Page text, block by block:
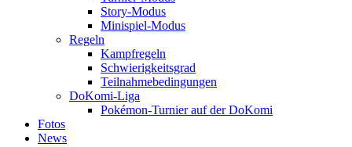
Story-Modus
Minispiel-Modus
Regeln
Kampfregeln
Schwierigkeitsgrad
Teilnahmebedingungen
DoKomi-Liga
Pokémon-Turnier auf der DoKomi
Fotos
News